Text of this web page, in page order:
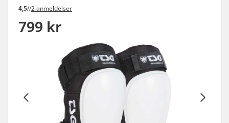
4,5//2 anmeldelser
799 kr